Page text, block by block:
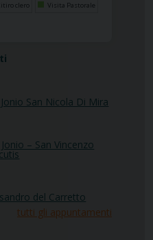
clero Visita Pastorale
San Nicola Di Mira
– San Vincenzo
del Carretto
tutti gli appuntamenti